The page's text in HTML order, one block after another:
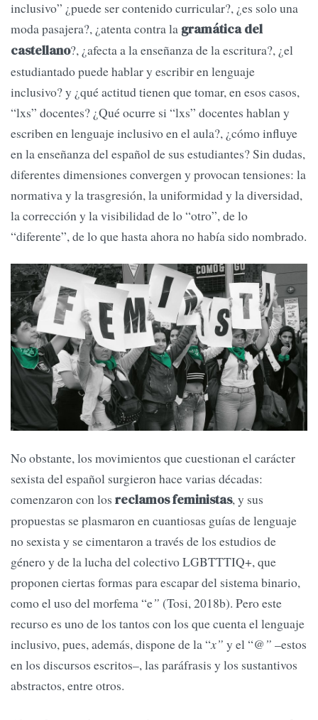
inclusivo” ¿puede ser contenido curricular?, ¿es solo una
moda pasajera?, ¿atenta contra la gramática del
castellano?, ¿afecta a la enseñanza de la escritura?, ¿el
estudiantado puede hablar y escribir en lenguaje
inclusivo? y ¿qué actitud tienen que tomar, en esos casos,
“lxs” docentes? ¿Qué ocurre si “lxs” docentes hablan y
escriben en lenguaje inclusivo en el aula?, ¿cómo influye
en la enseñanza del español de sus estudiantes? Sin dudas,
diferentes dimensiones convergen y provocan tensiones: la
normativa y la trasgresión, la uniformidad y la diversidad,
la corrección y la visibilidad de lo “otro”, de lo
“diferente”, de lo que hasta ahora no había sido nombrado.
No obstante, los movimientos que cuestionan el carácter
sexista del español surgieron hace varias décadas:
comenzaron con los reclamos feministas, y sus
propuestas se plasmaron en cuantiosas guías de lenguaje
no sexista y se cimentaron a través de los estudios de
género y de la lucha del colectivo LGBTTTIQ+, que
proponen ciertas formas para escapar del sistema binario,
como el uso del morfema “e” (Tosi, 2018b). Pero este
recurso es uno de los tantos con los que cuenta el lenguaje
inclusivo, pues, además, dispone de la “x” y el “@” –estos
en los discursos escritos–, las paráfrasis y los sustantivos
abstractos, entre otros.